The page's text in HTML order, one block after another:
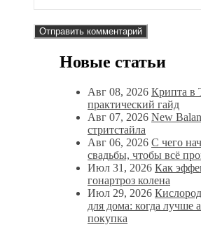
Новые статьи
Авг 08, 2026 Крипта в
практический гайд
Авг 07, 2026 New
стритстайла
Авг 06, 2026 С чего
свадьбы, чтобы всё
Июл 31, 2026 Как
гонартроз колена
Июл 29, 2026
для дома: когда лучше
покупка